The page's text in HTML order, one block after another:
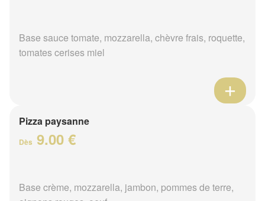
Base sauce tomate, mozzarella, chèvre frais, roquette,
tomates cerises miel
Pizza paysanne
Dès 9.00 €
Base crème, mozzarella, jambon, pommes de terre,